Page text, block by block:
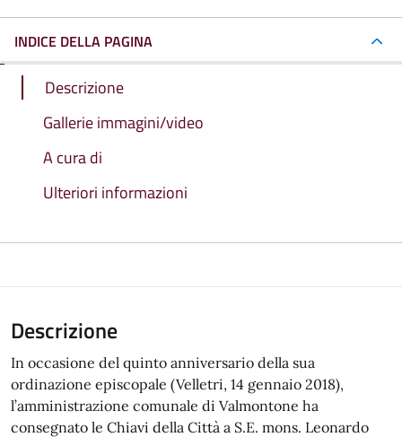
INDICE DELLA PAGINA
Descrizione
Gallerie immagini/video
A cura di
Ulteriori informazioni
Descrizione
In occasione del quinto anniversario della sua
ordinazione episcopale (Velletri, 14 gennaio 2018),
l’amministrazione comunale di Valmontone ha
consegnato le Chiavi della Città a S.E. mons. Leonardo